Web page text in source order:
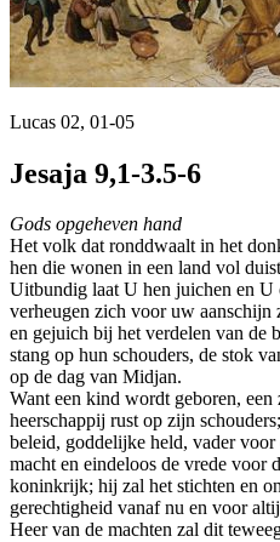
Lucas 02, 01-05
Jesaja 9,1-3.5-6
Gods opgeheven hand
Het volk dat ronddwaalt in het
hen die wonen in een land vol
Uitbundig laat U hen juichen en U
verheugen zich voor uw aanschijn
en gejuich bij het verdelen van de
stang op hun schouders, de stok
op de dag van Midjan.
Want een kind wordt geboren,
heerschappij rust op zijn
beleid, goddelijke held, vader
macht en eindeloos de vrede
koninkrijk; hij zal het stichten en
gerechtigheid vanaf nu en voor
Heer van de machten zal dit